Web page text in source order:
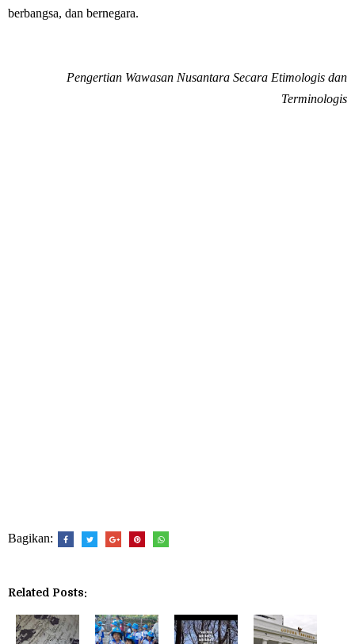
berbangsa, dan bernegara.
Pengertian Wawasan Nusantara Secara Etimologis dan
Terminologis
Bagikan:
Related Posts: